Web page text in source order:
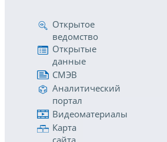
Открытое
ведомство
Открытые
данные
СМЭВ
Аналитический
портал
Видеоматериалы
Карта
сайта